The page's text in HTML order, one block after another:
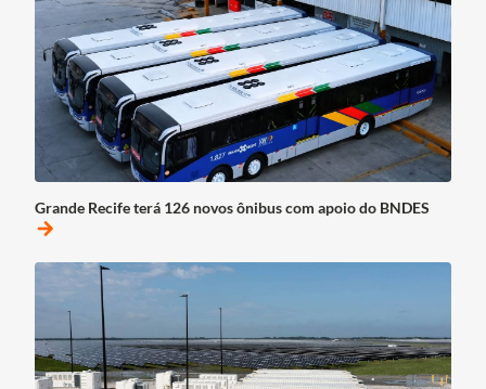
Grande Recife terá 126 novos ônibus com apoio do BNDES
arrow_forward